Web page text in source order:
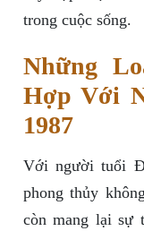
trong cuộc sống.
Những
Hợp Với
1987
Với người tuổi
phong thủy
còn mang lại sự